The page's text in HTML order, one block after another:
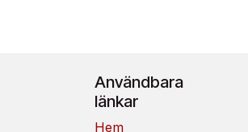
Användbara
länkar
Hem